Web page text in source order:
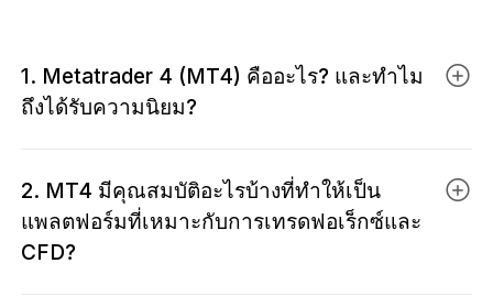
1. Metatrader 4 (MT4) คืออะไร? และทำไม
ถึงได้รับความนิยม?
เทรดเดอร์ทั่วโลกไว้วางใจมากที่สุด ด้วยจุดเด่นเรื่อง
ความเร็ว ความเสถียร และความยืดหยุ่น รวมถึงสภาพ
คล่องสูงจาก EBC และราคาที่แข่งขันได้ ทำให้สามารถ
2. MT4 มีคุณสมบัติอะไรบ้างที่ทำให้เป็น
แพลตฟอร์มที่เหมาะกับการเทรดฟอเร็กซ์และ
CFD?